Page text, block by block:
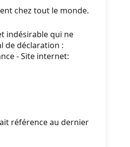
chez tout le monde.
indésirable qui ne
de déclaration :
- Site internet:
référence au dernier